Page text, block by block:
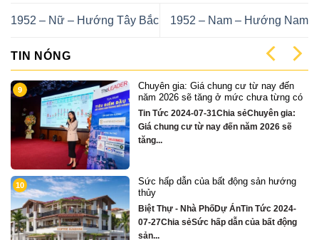
1952 – Nữ – Hướng Tây Bắc 1952 – Nam – Hướng Nam
TIN NÓNG
1
Cặp Nhà phố sát sông Sonata 3 tầng
chỉ hơn 16 tỷ
Quỹ căn VipTin Tức 2024-12-13Chia
sẻCặp nhà phố 3 tầng sát sông Hàn Đà
Nẵng....
2
Chỉ hơn 16 tỷ – nhà phố 3 tầng bên
sông Hàn sở hữu tiện ích biệt thự trăm
tỷ
Quỹ căn VipTin Tức 2024-09-05Chia sẻ
Chỉ hơn 16 tỷ – nhà phố 3 tầng...
có